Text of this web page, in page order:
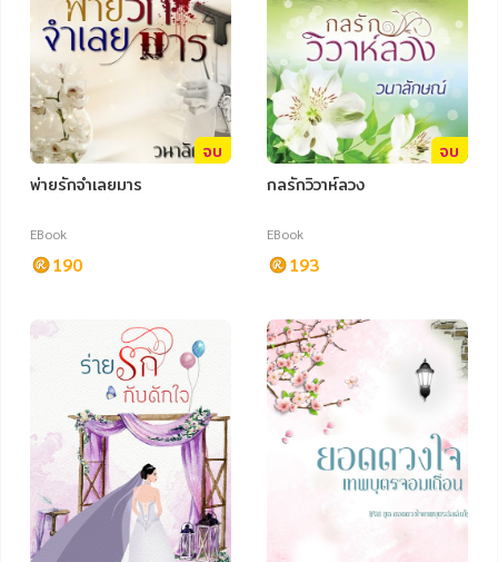
หมวดหมู่หนังสือ
หมวดหมู่ยอดนิยม
จบ
พ่ายรักจำเลยมาร
EBook
190
จบ
กลรักวิวาห์ลวง
EBook
193